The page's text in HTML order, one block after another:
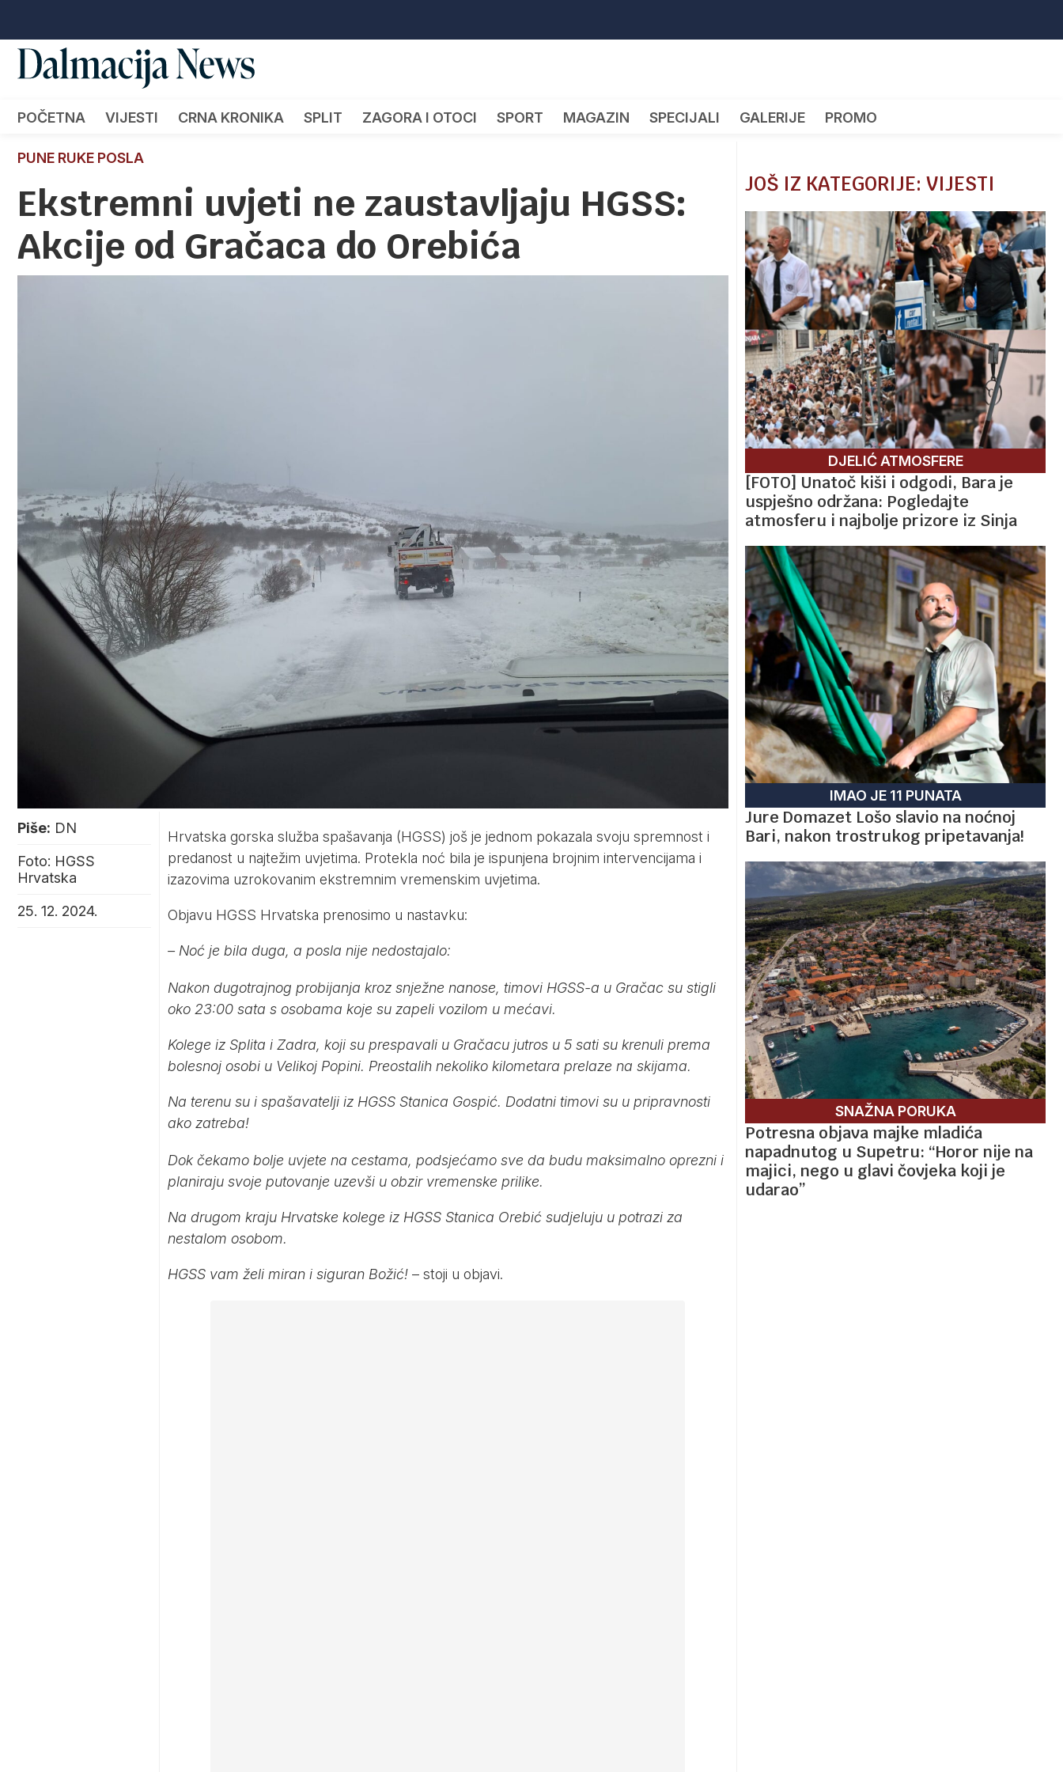
POČETNA VIJESTI CRNA KRONIKA SPLIT ZAGORA I OTOCI SPORT MAGAZIN SPECIJALI GALERIJE PROMO
PUNE RUKE POSLA
Ekstremni uvjeti ne zaustavljaju HGSS:
Akcije od Gračaca do Orebića
Piše: DN
Foto: HGSS
Hrvatska
25. 12. 2024.
Hrvatska gorska služba spašavanja (HGSS) još je jednom pokazala svoju spremnost i
predanost u najtežim uvjetima. Protekla noć bila je ispunjena brojnim intervencijama i
izazovima uzrokovanim ekstremnim vremenskim uvjetima.
Objavu HGSS Hrvatska prenosimo u nastavku:
– Noć je bila duga, a posla nije nedostajalo:
Nakon dugotrajnog probijanja kroz snježne nanose, timovi HGSS-a u Gračac su stigli
oko 23:00 sata s osobama koje su zapeli vozilom u mećavi.
Kolege iz Splita i Zadra, koji su prespavali u Gračacu jutros u 5 sati su krenuli prema
bolesnoj osobi u Velikoj Popini. Preostalih nekoliko kilometara prelaze na skijama.
Na terenu su i spašavatelji iz HGSS Stanica Gospić. Dodatni timovi su u pripravnosti
ako zatreba!
Dok čekamo bolje uvjete na cestama, podsjećamo sve da budu maksimalno oprezni i
planiraju svoje putovanje uzevši u obzir vremenske prilike.
Na drugom kraju Hrvatske kolege iz HGSS Stanica Orebić sudjeluju u potrazi za
nestalom osobom.
HGSS vam želi miran i siguran Božić!– stoji u objavi.
JOŠ IZ KATEGORIJE: VIJESTI
DJELIĆ ATMOSFERE
[FOTO] Unatoč kiši i odgodi, Bara je
uspješno održana: Pogledajte
atmosferu i najbolje prizore iz Sinja
IMAO JE 11 PUNATA
Jure Domazet Lošo slavio na noćnoj
Bari, nakon trostrukog pripetavanja!
SNAŽNA PORUKA
Potresna objava majke mladića
napadnutog u Supetru: “Horor nije na
majici, nego u glavi čovjeka koji je
udarao”